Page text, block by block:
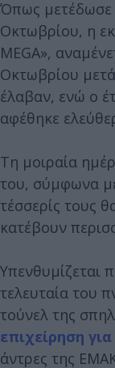
Όπως μετέδωσε
Οκτωβρίου, η
MEGA»,
Οκτωβρίου
έλαβαν, ενώ ο
αφέθηκε
Τη μοιραία
του, σύμφωνα
τέσσερίς τους
κατέβουν
Υπενθυμίζεται
τελευταία του
τούνελ της
επιχείρηση
άντρες της